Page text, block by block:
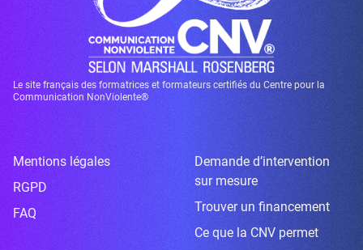
Le site français des formatrices et formateurs certifiés du Centre pour la
Communication NonViolente®
Mentions légales
RGPD
FAQ
Demande d’intervention
sur mesure
Trouver un financement
Ce que la CNV permet